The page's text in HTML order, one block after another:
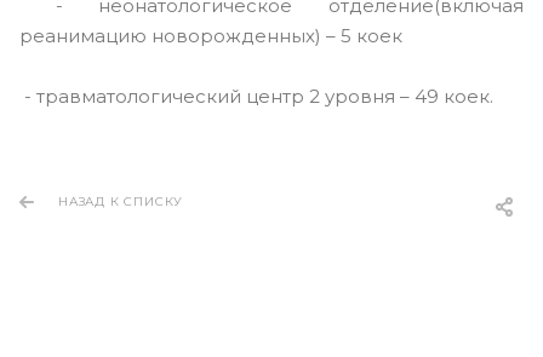
- неонатологическое отделение(включая
реанимацию новорожденных) – 5 коек
- травматологический центр 2 уровня – 49 коек.
НАЗАД К СПИСКУ